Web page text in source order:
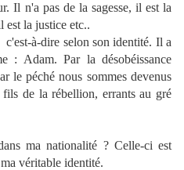
Il n'a pas de la sagesse, il est la
est la justice etc..
c'est-à-dire selon son identité. Il a
: Adam. Par la désobéissance
le péché nous sommes devenus
fils de la rébellion, errants au gré
ma nationalité ? Celle-ci est
véritable identité.